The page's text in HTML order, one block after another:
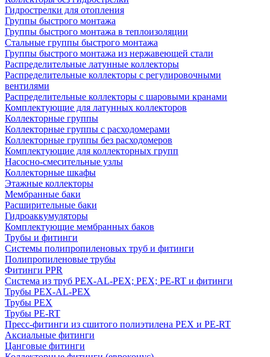
Гидрострелки для отопления
Группы быстрого монтажа
Группы быстрого монтажа в теплоизоляции
Стальные группы быстрого монтажа
Группы быстрого монтажа из нержавеющей стали
Распределительные латунные коллекторы
Распределительные коллекторы с регулировочными
вентилями
Распределительные коллекторы с шаровыми кранами
Комплектующие для латунных коллекторов
Коллекторные группы
Коллекторные группы с расходомерами
Коллекторные группы без расходомеров
Комплектующие для коллекторных групп
Насосно-смесительные узлы
Коллекторные шкафы
Этажные коллекторы
Мембранные баки
Расширительные баки
Гидроаккумуляторы
Комплектующие мембранных баков
Трубы и фитинги
Системы полипропиленовых труб и фитинги
Полипропиленовые трубы
Фитинги PPR
Система из труб PEX-AL-PEX; PEX; PE-RT и фитинги
Трубы PEX-AL-PEX
Трубы PEX
Трубы PE-RT
Пресс-фитинги из сшитого полиэтилена PEX и PE-RT
Аксиальные фитинги
Цанговые фитинги